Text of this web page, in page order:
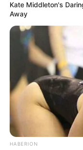
Kate Middleton's
Away
HABERION